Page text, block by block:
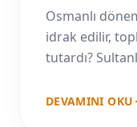
Osmanlı
idrak edilir,
tutardı?
DEVAMINI OKU